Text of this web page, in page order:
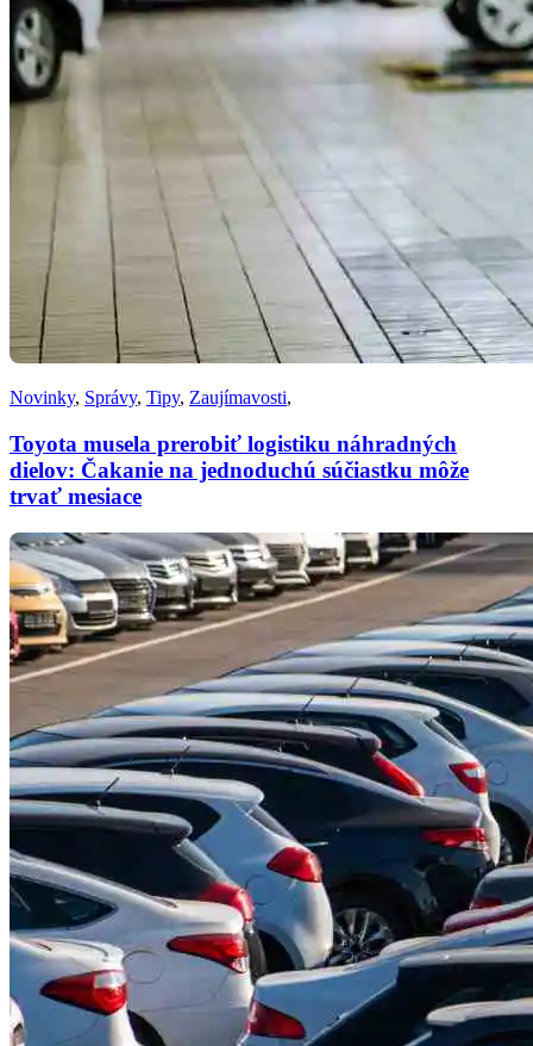
Novinky, Správy, Tipy, Zaujímavosti,
Toyota musela prerobiť logistiku náhradných
dielov: Čakanie na jednoduchú súčiastku môže
trvať mesiace